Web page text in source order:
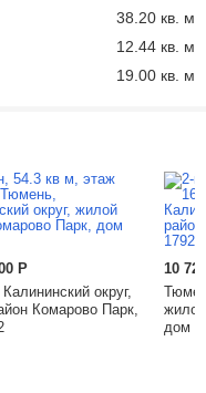
38.20 кв. м
12.44 кв. м
19.00 кв. м
Р
округ,
Комарово Парк,
10
дом